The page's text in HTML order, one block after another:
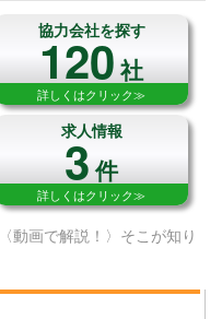
協力会社を探す
120社
詳しくはクリック≫
求人情報
3件
詳しくはクリック≫
〈動画で解説！〉そこが知り